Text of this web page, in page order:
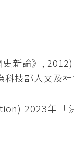
新論》, 2012)
技部人文及
2023年「